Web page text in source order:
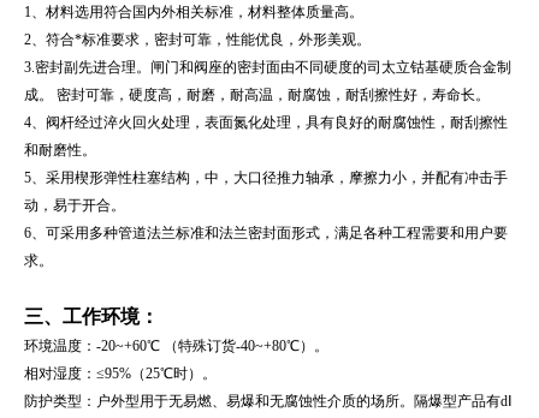
1、材料选用符合国内外相关标准，材料整体质量高。
2、符合*标准要求，密封可靠，性能优良，外形美观。
3.密封副先进合理。闸门和阀座的密封面由不同硬度的司太立钴基硬质合金制
成。 密封可靠，硬度高，耐磨，耐高温，耐腐蚀，耐刮擦性好，寿命长。
4、阀杆经过淬火回火处理，表面氮化处理，具有良好的耐腐蚀性，耐刮擦性
和耐磨性。
5、采用楔形弹性柱塞结构，中，大口径推力轴承，摩擦力小，并配有冲击手
动，易于开合。
6、可采用多种管道法兰标准和法兰密封面形式，满足各种工程需要和用户要
求。
三、工作环境：
环境温度：-20~+60℃ （特殊订货-40~+80℃）。
相对湿度：≤95%（25℃时）。
防护类型：户外型用于无易燃、易爆和无腐蚀性介质的场所。隔爆型产品有dⅠ